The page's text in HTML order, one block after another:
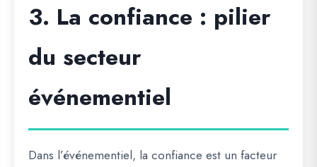
3. La confiance : pilier
du secteur
événementiel
Dans l’événementiel, la confiance est un facteur